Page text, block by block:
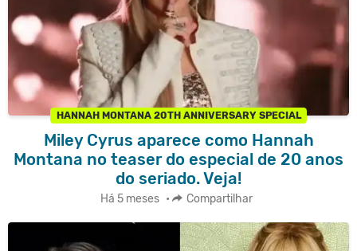
HANNAH MONTANA 20TH ANNIVERSARY SPECIAL
Miley Cyrus aparece como Hannah
Montana no teaser do especial de 20 anos
do seriado. Veja!
Há 5 meses • Compartilhar